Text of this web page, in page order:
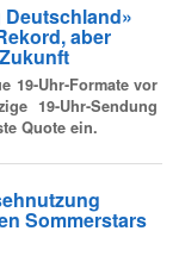
aber
19-Uhr-Formate vor
19-Uhr-Sendung
Quote ein.
Sommerstars